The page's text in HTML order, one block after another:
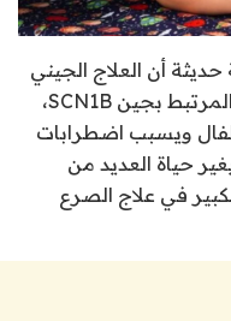
أن العلاج الجيني
قد يكون الحل الفعال لعلاج الصرع المرتبط بجين SCN1B،
ويسبب اضطرابات
حياة العديد من
في علاج الصرع